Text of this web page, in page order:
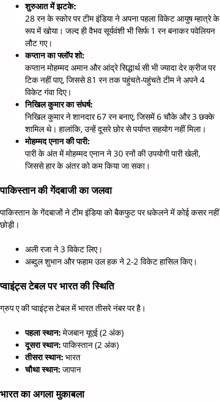
शुरुआत में झटके:
28 रन के स्कोर पर टीम इंडिया ने अपना पहला विकेट आयुष म्हात्रे के
रूप में खोया। जल्द ही वैभव सूर्यवंशी भी सिर्फ 1 रन बनाकर पवेलियन
लौट गए।
कप्तान का फ्लॉप शो:
कप्तान मोहम्मद अमान और आंद्रे सिद्धार्थ सी भी ज्यादा देर क्रीज पर
टिक नहीं पाए, जिससे 81 रन तक पहुंचते-पहुंचते टीम ने अपने 4
विकेट गंवा दिए।
निखिल कुमार का संघर्ष:
निखिल कुमार ने शानदार 67 रन बनाए, जिसमें 6 चौके और 3 छक्के
शामिल थे। हालांकि, उन्हें दूसरे छोर से पर्याप्त सहयोग नहीं मिला।
मोहम्मद एनान की पारी:
पारी के अंत में मोहम्मद एनान ने 30 रनों की उपयोगी पारी खेली,
जिससे हार के अंतर को कम किया जा सका।
पाकिस्तान की गेंदबाजी का जलवा
पाकिस्तान के गेंदबाजों ने टीम इंडिया को बैकफुट पर धकेलने में कोई कसर नहीं
छोड़ी।
अली रजा ने 3 विकेट लिए।
अब्दुल शुभान और फहाम उल हक ने 2-2 विकेट हासिल किए।
प्वाइंट्स टेबल पर भारत की स्थिति
ग्रुप ए की प्वाइंट्स टेबल में भारत तीसरे नंबर पर है।
पहला स्थान:मेजबान यूएई (2 अंक)
दूसरा स्थान:पाकिस्तान (2 अंक)
तीसरा स्थान: भारत
चौथा स्थान:जापान
भारत का अगला मुकाबला